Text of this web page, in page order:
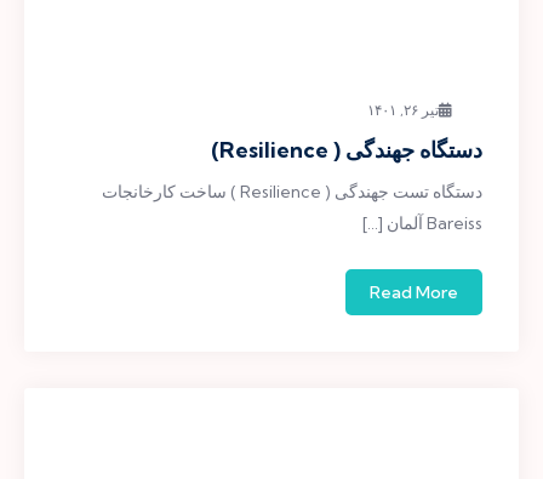
تیر ۲۶, ۱۴۰۱
دستگاه جهندگی ( Resilience)
دستگاه تست جهندگی ( Resilience ) ساخت کارخانجات
Bareiss آلمان […]
Read More